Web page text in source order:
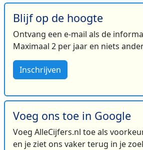
Blijf op de hoogte
Ontvang een e-mail als de
Maximaal 2 per jaar en niets
Inschrijven
Voeg ons toe in Google
Voeg AlleCijfers.nl toe als
en je ziet ons vaker terug in je